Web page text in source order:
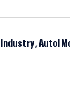
Industry,Autol